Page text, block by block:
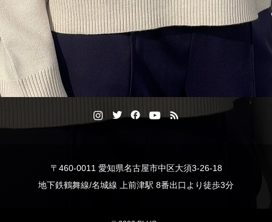
〒460-0011 愛知県名古屋市中区大須3-26-18
地下鉄鶴舞線/名城線 上前津駅 8番出口より徒歩3分